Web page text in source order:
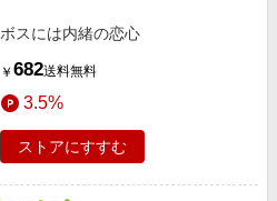
ボスには内緒の恋心
￥ 682送料無料
3.5%
ストアにすすむ